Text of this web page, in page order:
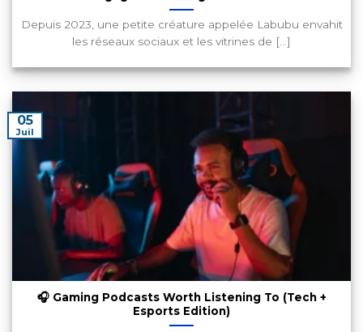
Depuis 2023, une petite créature appelée Labubu envahit
les réseaux sociaux et les vitrines de [...]
🎧 Gaming Podcasts Worth Listening To (Tech +
Esports Edition)
05
Juil